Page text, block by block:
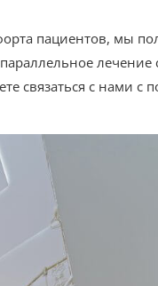
пациентов, мы
связаться с нами